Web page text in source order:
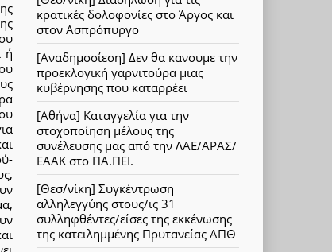
ή
κρατικές δολοφονίες στο Άργος και
στον Ασπρόπυργο
[Αναδημοσίεση] Δεν θα κανουμε την
προεκλογική γαρνιτούρα μιας
κυβέρνησης που καταρρέει
[Αθήνα] Καταγγελία για την
στοχοποίηση μέλους της
συνέλευσης μας από την ΛΑΕ/ΑΡΑΣ/
ΕΑΑΚ στο ΠΑ.ΠΕΙ.
[Θεσ/νίκη] Συγκέντρωση
αλληλεγγύης στους/ις 31
συλληφθέντες/είσες της εκκένωσης
της κατειλημμένης Πρυτανείας ΑΠΘ